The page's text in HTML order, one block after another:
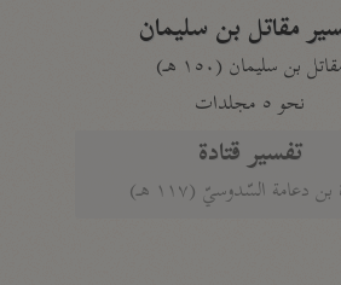
مقاتل بن سليمان
بن سليمان (١٥٠ هـ)
نحو ٥ مجلدات
تفسير قتادة
بن دعامة السّدوسيّ (١١٧ هـ)